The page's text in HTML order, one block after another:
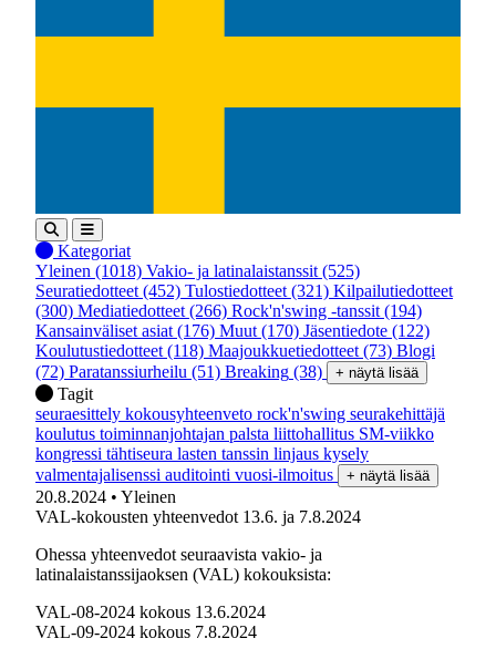
Kategoriat
Yleinen (1018) Vakio- ja latinalaistanssit (525)
Seuratiedotteet (452) Tulostiedotteet (321) Kilpailutiedotteet
(300) Mediatiedotteet (266) Rock'n'swing -tanssit (194)
Kansainväliset asiat (176) Muut (170) Jäsentiedote (122)
Koulutustiedotteet (118) Maajoukkuetiedotteet (73) Blogi
(72) Paratanssiurheilu (51) Breaking (38) + näytä lisää
Tagit
seuraesittely kokousyhteenveto rock'n'swing seurakehittäjä
koulutus toiminnanjohtajan palsta liittohallitus SM-viikko
kongressi tähtiseura lasten tanssin linjaus kysely
valmentajalisenssi auditointi vuosi-ilmoitus + näytä lisää
20.8.2024 • Yleinen
VAL-kokousten yhteenvedot 13.6. ja 7.8.2024
Ohessa yhteenvedot seuraavista vakio- ja
latinalaistanssijaoksen (VAL) kokouksista:
VAL-08-2024 kokous 13.6.2024
VAL-09-2024 kokous 7.8.2024